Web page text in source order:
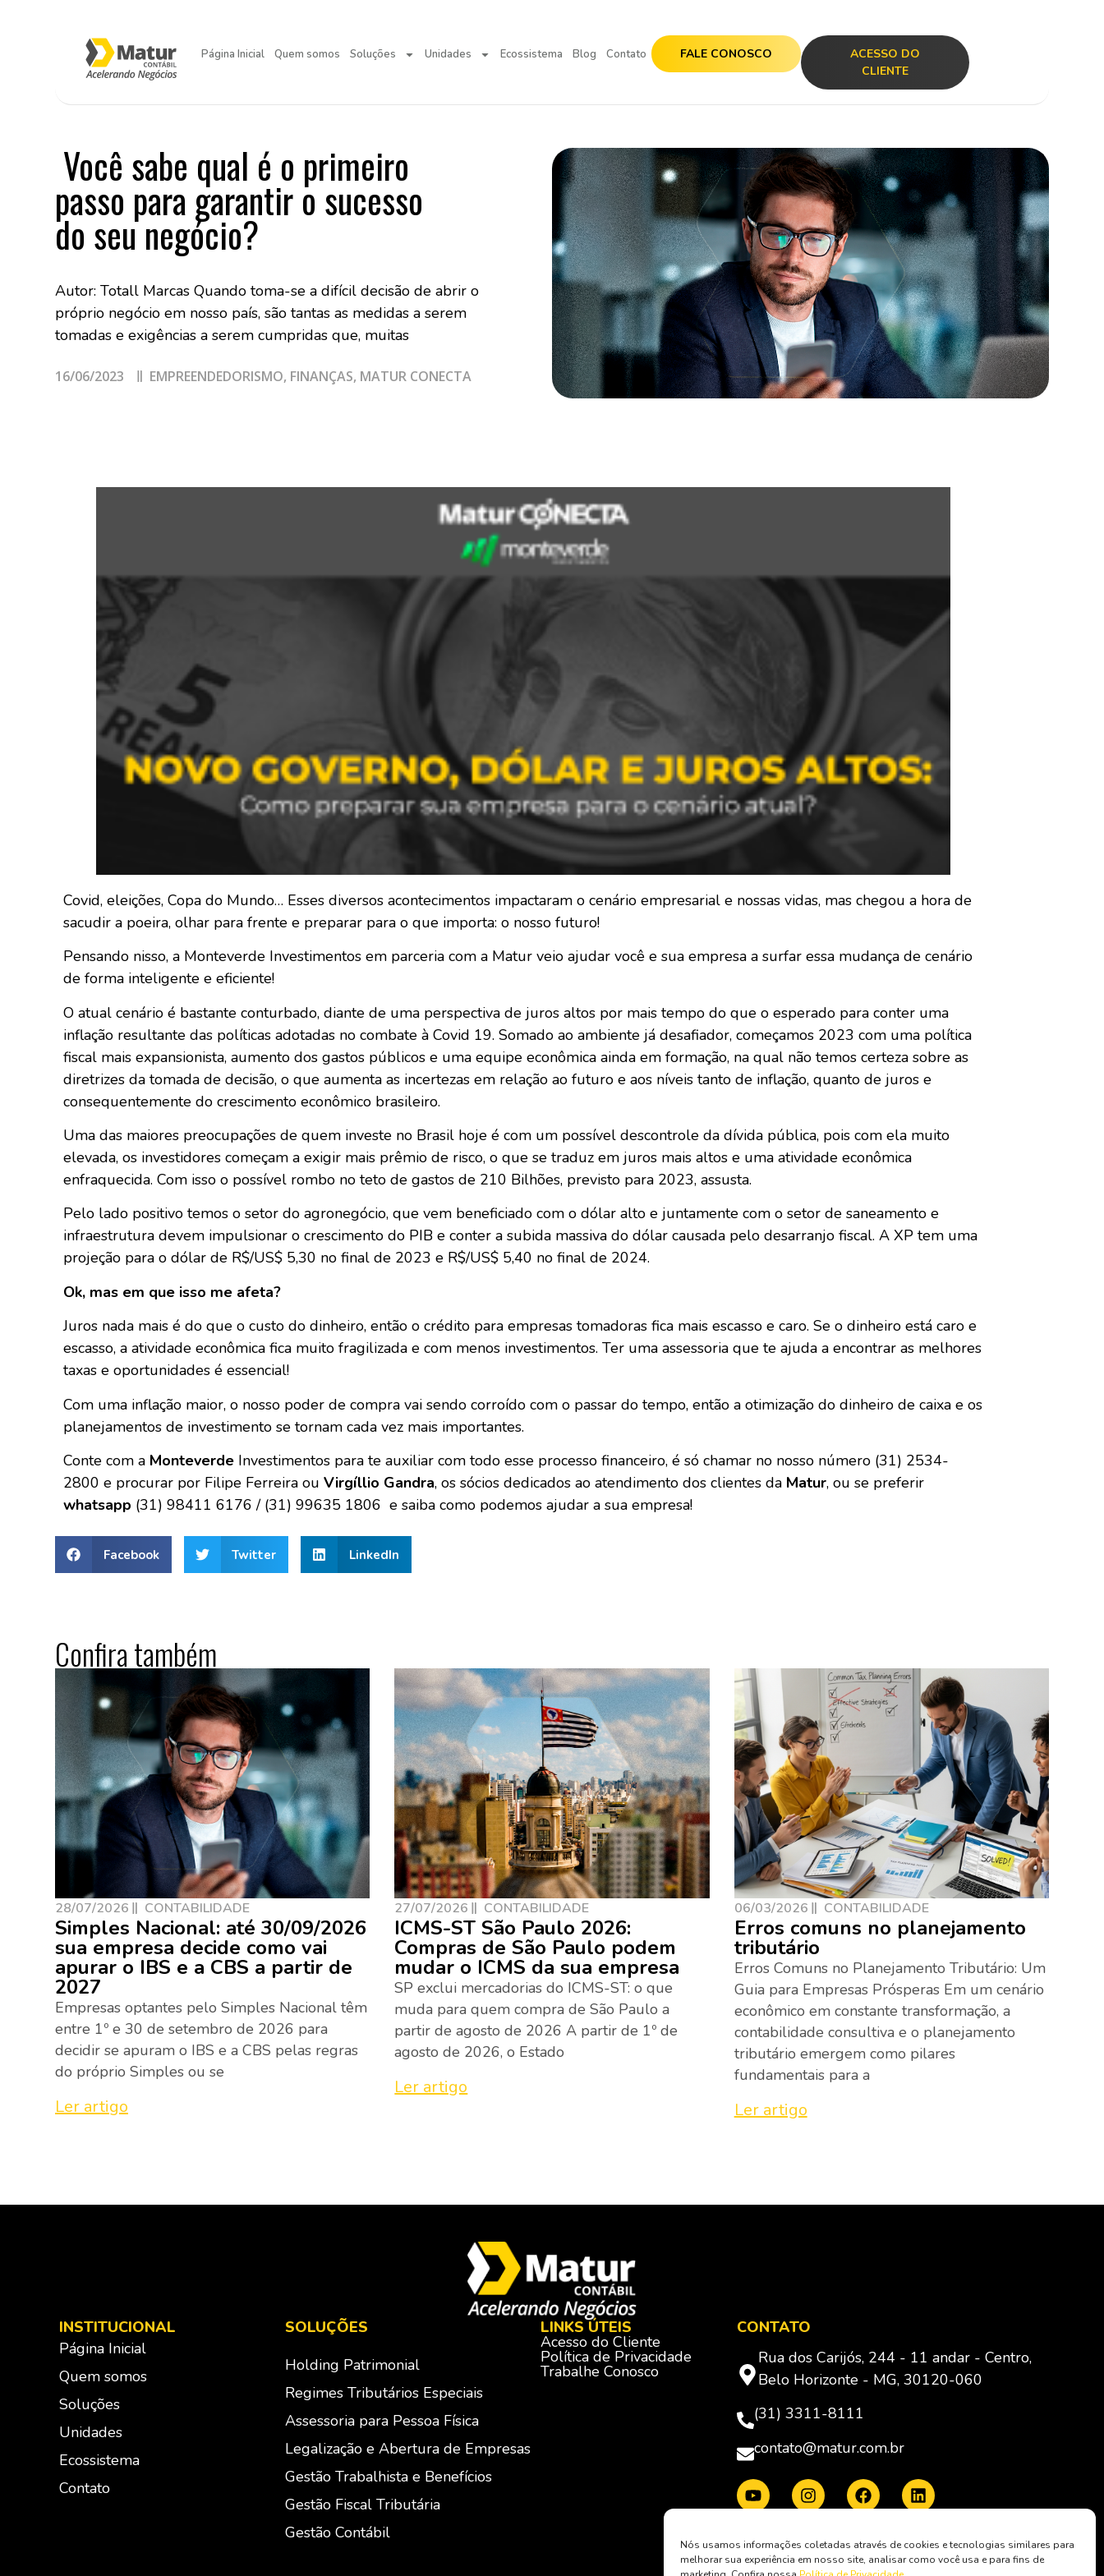
Nós usamos informações coletadas através de cookies e tecnologias similares para
melhorar sua experiência em nosso site, analisar como você usa e para fins de
Página Inicial Quem somos Soluções Unidades Ecossistema Blog Contato FALE CONOSCO
ACESSO DO
CLIENTE
Você sabe qual é o primeiro
passo para garantir o sucesso
do seu negócio?
Autor: Totall Marcas Quando toma-se a difícil decisão de abrir o
próprio negócio em nosso país, são tantas as medidas a serem
tomadas e exigências a serem cumpridas que, muitas
16/06/2023 EMPREENDEDORISMO, FINANÇAS, MATUR CONECTA
Covid, eleições, Copa do Mundo… Esses diversos acontecimentos impactaram o cenário empresarial e nossas vidas, mas chegou a hora de
sacudir a poeira, olhar para frente e preparar para o que importa: o nosso futuro!
Pensando nisso, a Monteverde Investimentos em parceria com a Matur veio ajudar você e sua empresa a surfar essa mudança de cenário
de forma inteligente e eficiente!
O atual cenário é bastante conturbado, diante de uma perspectiva de juros altos por mais tempo do que o esperado para conter uma
inflação resultante das políticas adotadas no combate à Covid 19. Somado ao ambiente já desafiador, começamos 2023 com uma política
fiscal mais expansionista, aumento dos gastos públicos e uma equipe econômica ainda em formação, na qual não temos certeza sobre as
diretrizes da tomada de decisão, o que aumenta as incertezas em relação ao futuro e aos níveis tanto de inflação, quanto de juros e
consequentemente do crescimento econômico brasileiro.
Uma das maiores preocupações de quem investe no Brasil hoje é com um possível descontrole da dívida pública, pois com ela muito
elevada, os investidores começam a exigir mais prêmio de risco, o que se traduz em juros mais altos e uma atividade econômica
enfraquecida. Com isso o possível rombo no teto de gastos de 210 Bilhões, previsto para 2023, assusta.
Pelo lado positivo temos o setor do agronegócio, que vem beneficiado com o dólar alto e juntamente com o setor de saneamento e
infraestrutura devem impulsionar o crescimento do PIB e conter a subida massiva do dólar causada pelo desarranjo fiscal. A XP tem uma
projeção para o dólar de R$/US$ 5,30 no final de 2023 e R$/US$ 5,40 no final de 2024.
Ok, mas em que isso me afeta?
Juros nada mais é do que o custo do dinheiro, então o crédito para empresas tomadoras fica mais escasso e caro. Se o dinheiro está caro e
escasso, a atividade econômica fica muito fragilizada e com menos investimentos. Ter uma assessoria que te ajuda a encontrar as melhores
taxas e oportunidades é essencial!
Com uma inflação maior, o nosso poder de compra vai sendo corroído com o passar do tempo, então a otimização do dinheiro de caixa e os
planejamentos de investimento se tornam cada vez mais importantes.
Conte com a Monteverde Investimentos para te auxiliar com todo esse processo financeiro, é só chamar no nosso número (31) 2534-
2800 e procurar por Filipe Ferreira ou Virgíllio Gandra, os sócios dedicados ao atendimento dos clientes da Matur, ou se preferir
whatsapp (31) 98411 6176 / (31) 99635 1806 e saiba como podemos ajudar a sua empresa!
Facebook Twitter LinkedIn
Confira também
28/07/2026 CONTABILIDADE
Simples Nacional: até 30/09/2026
sua empresa decide como vai
apurar o IBS e a CBS a partir de
2027
Empresas optantes pelo Simples Nacional têm
entre 1º e 30 de setembro de 2026 para
decidir se apuram o IBS e a CBS pelas regras
do próprio Simples ou se
Ler artigo
27/07/2026 CONTABILIDADE
ICMS-ST São Paulo 2026:
Compras de São Paulo podem
mudar o ICMS da sua empresa
SP exclui mercadorias do ICMS-ST: o que
muda para quem compra de São Paulo a
partir de agosto de 2026 A partir de 1º de
agosto de 2026, o Estado
Ler artigo
06/03/2026 CONTABILIDADE
Erros comuns no planejamento
tributário
Erros Comuns no Planejamento Tributário: Um
Guia para Empresas Prósperas Em um cenário
econômico em constante transformação, a
contabilidade consultiva e o planejamento
tributário emergem como pilares
fundamentais para a
Ler artigo
INSTITUCIONAL
Página Inicial
Quem somos
Soluções
Unidades
Ecossistema
Contato
SOLUÇÕES
Holding Patrimonial
Regimes Tributários Especiais
Assessoria para Pessoa Física
Legalização e Abertura de Empresas
Gestão Trabalhista e Benefícios
Gestão Fiscal Tributária
Gestão Contábil
LINKS ÚTEIS
Acesso do Cliente
Política de Privacidade
Trabalhe Conosco
CONTATO
Rua dos Carijós, 244 - 11 andar - Centro,
Belo Horizonte - MG, 30120-060
(31) 3311-8111
contato@matur.com.br